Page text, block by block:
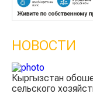
НОВОСТИ